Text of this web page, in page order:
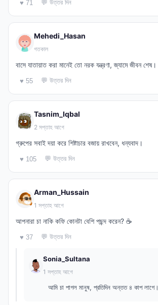
♥ 71 💬 উত্তর দিন
Mehedi_Hasan
গতকাল
বাসে যাতায়াত করা মানেই তো নরক যন্ত্রণা, জ্যামে জীবন শেষ।
♥ 55 💬 উত্তর দিন
Tasnim_Iqbal
2 সপ্তাহ আগে
গ্রুপের সবাই দয়া করে শিষ্টাচার বজায় রাখবেন, ধন্যবাদ।
♥ 105 💬 উত্তর দিন
Arman_Hussain
1 সপ্তাহ আগে
আপনারা চা নাকি কফি কোনটা বেশি পছন্দ করেন? ☕
♥ 37 💬 উত্তর দিন
Sonia_Sultana
1 সপ্তাহ আগে
আমি চা পাগল মানুষ, প্রতিদিন অন্তত ৪ কাপ লাগে।